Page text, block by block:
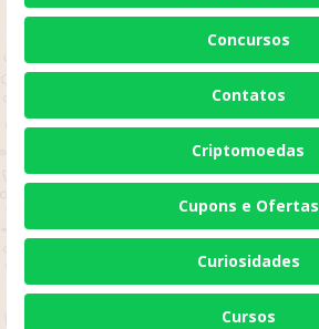
Concursos
Contatos
Criptomoedas
Cupons e Ofertas
Curiosidades
Cursos